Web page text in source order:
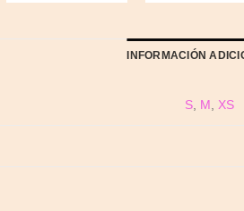
INFORMACIÓN
S, M , XS